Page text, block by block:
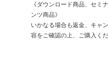
《ダウンロード商品、セミ
ンツ商品》
いかなる場合も返金、キャ
容をご確認の上、ご購入くだ